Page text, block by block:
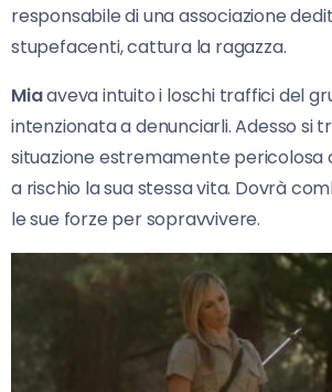
responsabile di una associazione
stupefacenti, cattura la ragazza.
Miaaveva intuito i loschi traffici del
intenzionata a denunciarli. Adesso si
situazione estremamente
a rischio la sua stessa vita. Dovrà
le sue forze per sopravvivere.